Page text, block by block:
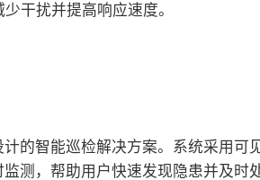
干扰并提高响应速度。
的智能巡检解决方案。系统采用可
测，帮助用户快速发现隐患并及时